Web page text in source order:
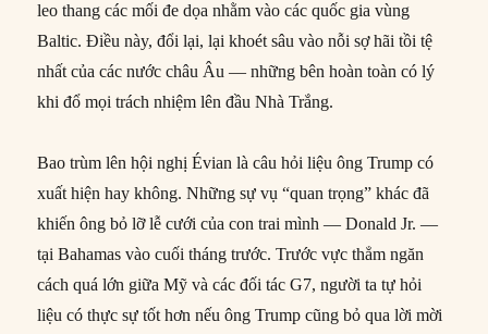
leo thang các mối đe dọa nhằm vào các quốc gia vùng
Baltic. Điều này, đổi lại, lại khoét sâu vào nỗi sợ hãi tồi tệ
nhất của các nước châu Âu — những bên hoàn toàn có lý
khi đổ mọi trách nhiệm lên đầu Nhà Trắng.
Bao trùm lên hội nghị Évian là câu hỏi liệu ông Trump có
xuất hiện hay không. Những sự vụ “quan trọng” khác đã
khiến ông bỏ lỡ lễ cưới của con trai mình — Donald Jr. —
tại Bahamas vào cuối tháng trước. Trước vực thẳm ngăn
cách quá lớn giữa Mỹ và các đối tác G7, người ta tự hỏi
liệu có thực sự tốt hơn nếu ông Trump cũng bỏ qua lời mời